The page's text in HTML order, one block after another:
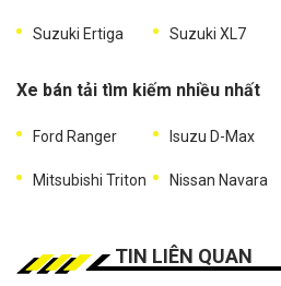
Suzuki Ertiga Suzuki XL7
Xe bán tải tìm kiếm nhiều nhất
Ford Ranger Isuzu D-Max
Mitsubishi Triton Nissan Navara
TIN LIÊN QUAN